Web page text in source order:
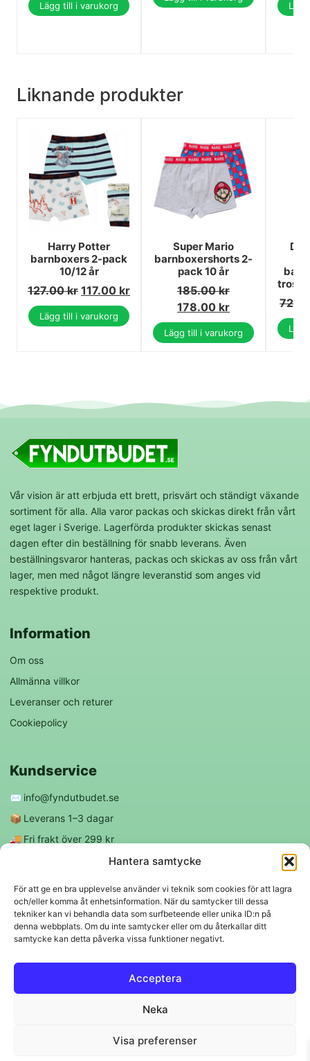
Hantera samtycke
För att ge en bra upplevelse använder vi teknik som cookies för att lagra
och/eller komma åt enhetsinformation. När du samtycker till dessa
tekniker kan vi behandla data som surfbeteende eller unika ID:n på
denna webbplats. Om du inte samtycker eller om du återkallar ditt
samtycke kan detta påverka vissa funktioner negativt.
Acceptera
Neka
Visa preferenser
Lägg till i varukorg
Liknande produkter
Harry Potter
barnboxers 2-pack
10/12 år
127.00kr 117.00 kr
Lägg till i varukorg
Super Mario
barnboxershorts 2-
pack 10 år
185.00kr
178.00 kr
Lägg till i varukorg
Vår vision är att erbjuda ett brett, prisvärt och ständigt växande
sortiment för alla. Alla varor packas och skickas direkt från vårt
eget lager i Sverige. Lagerförda produkter skickas senast
dagen efter din beställning för snabb leverans. Även
beställningsvaror hanteras, packas och skickas av oss från vårt
lager, men med något längre leveranstid som anges vid
respektive produkt.
Information
Om oss
Allmänna villkor
Leveranser och returer
Cookiepolicy
Kundservice
✉️ info@fyndutbudet.se
📦 Leverans 1–3 dagar
🚚 Fri frakt över 299 kr
Följ oss
f ◎
Trygga betalningar
Swish